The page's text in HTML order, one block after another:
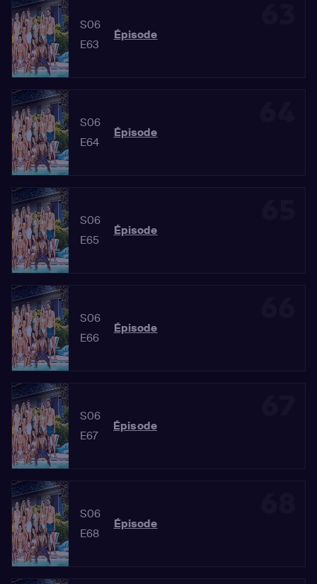
S06
E63
Épisode
S06
E64
Épisode
S06
E65
Épisode
S06
E66
Épisode
S06
E67
Épisode
S06
E68
Épisode